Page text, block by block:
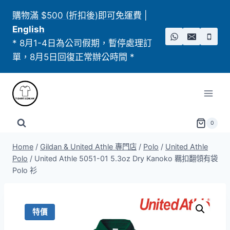
content
購物滿 $500 (折扣後)即可免運費
English
* 8月1-4日為公司假期，暫停處理訂
單，8月5日回復正常辦公時間 *
0
Home / Gildan & United Athle 專門店 / Polo / United Athle
Polo​ / United Athle 5051-01 5.3oz Dry Kanoko 羈扣翻領有袋
Polo 衫
特價